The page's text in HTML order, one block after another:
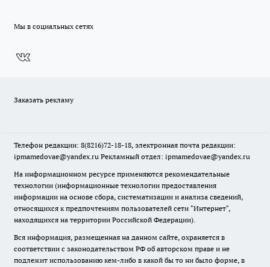
Мы в социальных сетях
Заказать рекламу
Телефон редакции: 8(8216)72-18-18, электронная почта редакции:
ipmamedovae@yandex.ru Рекламный отдел: ipmamedovae@yandex.ru
На информационном ресурсе применяются рекомендательные
технологии (информационные технологии предоставления
информации на основе сбора, систематизации и анализа сведений,
относящихся к предпочтениям пользователей сети "Интернет",
находящихся на территории Российской Федерации).
Вся информация, размещенная на данном сайте, охраняется в
соответствии с законодательством РФ об авторском праве и не
подлежит использованию кем-либо в какой бы то ни было форме, в